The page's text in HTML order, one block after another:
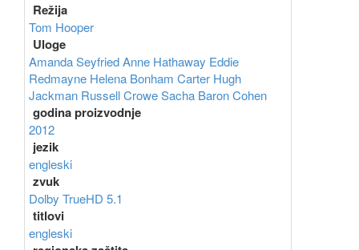
Režija
Tom Hooper
Uloge
Amanda SeyfriedAnne Hathaway Eddie
Redmayne Helena Bonham Carter Hugh
Jackman Russell CroweSacha Baron Cohen
godina proizvodnje
2012
jezik
engleski
zvuk
Dolby TrueHD 5.1
titlovi
engleski